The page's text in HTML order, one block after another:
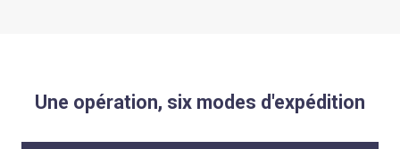
Une opération, six modes d'expédition